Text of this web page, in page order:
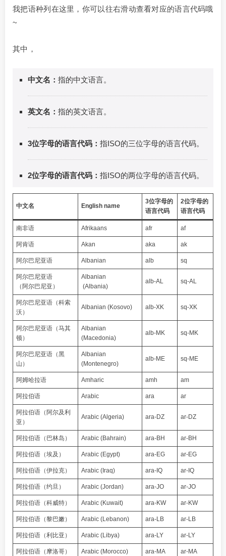
我把语种列在这里，你可以往右滑动查看对应的语言代码哦
~
其中，
中文名： 指的中文语言。
英文名： 指的英文语言。
3位字母的语言代码： 指ISO的三位字母的语言代码。
2位字母的语言代码： 指ISO的两位字母的语言代码。
中文名 English name
3位字母的
语言代码
2位字母的
语言代码
南非语 Afrikaans afr af
阿肯语 Akan aka ak
阿尔巴尼亚语 Albanian alb sq
阿尔巴尼亚语
（阿尔巴尼亚）
Albanian
(Albania)
alb-AL sq-AL
阿尔巴尼亚语（科索
沃）
Albanian (Kosovo) alb-XK sq-XK
阿尔巴尼亚语（马其
顿）
Albanian
(Macedonia)
alb-MK sq-MK
阿尔巴尼亚语（黑
山）
Albanian
(Montenegro)
alb-ME sq-ME
阿姆哈拉语 Amharic amh am
阿拉伯语 Arabic ara ar
阿拉伯语（阿尔及利
亚）
Arabic (Algeria) ara-DZ ar-DZ
阿拉伯语（巴林岛） Arabic (Bahrain) ara-BH ar-BH
阿拉伯语（埃及） Arabic (Egypt) ara-EG ar-EG
阿拉伯语（伊拉克） Arabic (Iraq) ara-IQ ar-IQ
阿拉伯语（约旦） Arabic (Jordan) ara-JO ar-JO
阿拉伯语（科威特） Arabic (Kuwait) ara-KW ar-KW
阿拉伯语（黎巴嫩） Arabic (Lebanon) ara-LB ar-LB
阿拉伯语（利比亚） Arabic (Libya) ara-LY ar-LY
阿拉伯语（摩洛哥） Arabic (Morocco) ara-MA ar-MA